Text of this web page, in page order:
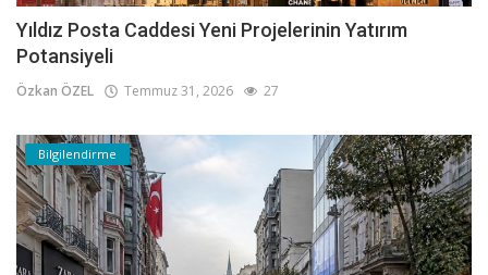
Yıldız Posta Caddesi Yeni Projelerinin Yatırım
Potansiyeli
Özkan ÖZEL Temmuz 31, 2026 27
Bilgilendirme